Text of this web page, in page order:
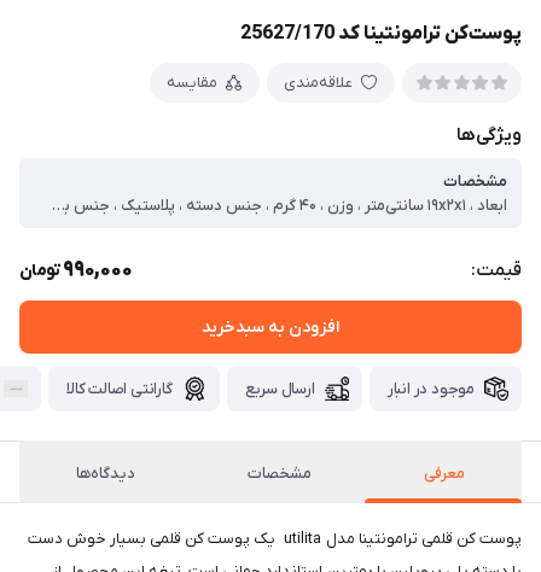
پوست‌کن ترامونتینا کد 25627/170
علاقه‌مندی مقایسه
ویژگی‌ها
مشخصات
ابعاد ، ۱۹x۲x۱ سانتی‌متر ، وزن ، ۴۰ گرم ، جنس دسته ، پلاستیک ، جنس بدنه ، استیل ضدزنگ ، کشور مبدا ، برزیل
قیمت: 990,000تومان
افزودن به سبدخرید
موجود در انبار ارسال سریع گارانتی اصالت کالا
معرفی مشخصات دیدگاه‌ها
پوست کن قلمی ترامونتینا مدل utilita یک پوست کن قلمی بسیار خوش دست